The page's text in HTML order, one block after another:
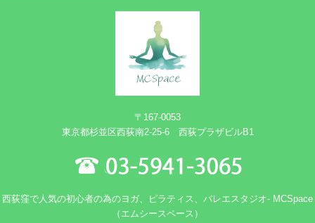
〒167-0053
東京都杉並区西荻南2-25-6 西荻プラザビルB1
西荻窪で人気の初心者の為のヨガ、ピラティス、バレエスタジオ- MCSpace
（エムシースペース）